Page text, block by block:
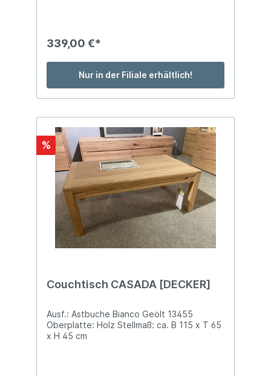
339,00 €*
Nur in der Filiale erhältlich!
%
Couchtisch CASADA [DECKER]
Ausf.: Astbuche Bianco Geölt 13455
Oberplatte: Holz Stellmaß: ca. B 115 x T 65
x H 45 cm